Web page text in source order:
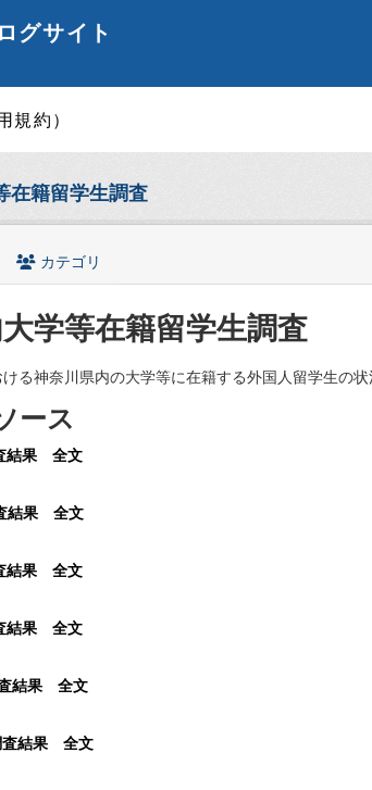
グサイト
規約）
在籍留学生調査
カテゴリ
学等在籍留学生調査
る神奈川県内の大学等に在籍する外国人留学生の
ース
結果 全文
結果 全文
結果 全文
結果 全文
結果 全文
査結果 全文